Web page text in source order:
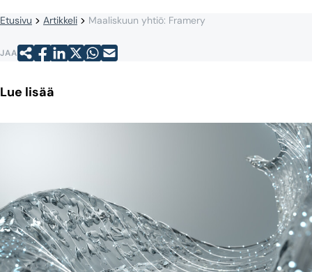
Etusivu Artikkeli Maaliskuun yhtiö: Framery
JAA
Lue lisää